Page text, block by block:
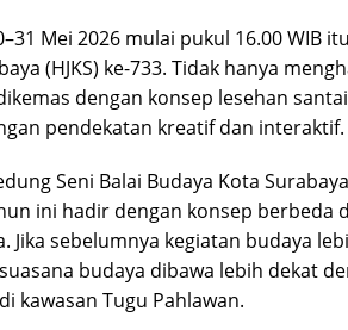
Mei 2026 mulai pukul 16.00 WIB
(HJKS) ke-733. Tidak hanya
dengan konsep lesehan
pendekatan kreatif dan interaktif.
Seni Balai Budaya Kota
ini hadir dengan konsep berbeda
Jika sebelumnya kegiatan budaya
budaya dibawa lebih dekat
kawasan Tugu Pahlawan.